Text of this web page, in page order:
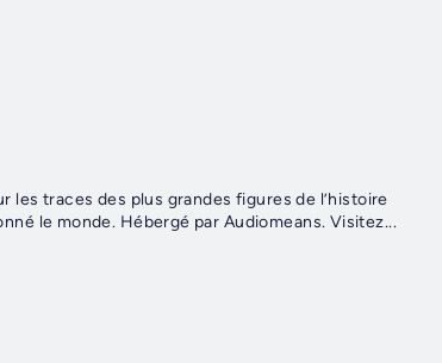
les traces des plus grandes figures de l’histoire
le monde. Hébergé par Audiomeans. Visitez...